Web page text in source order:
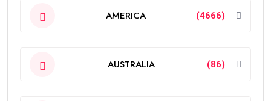
AMERICA (4666)
AUSTRALIA (86)